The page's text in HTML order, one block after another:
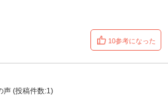
10参考になった
声 (投稿件数:1)